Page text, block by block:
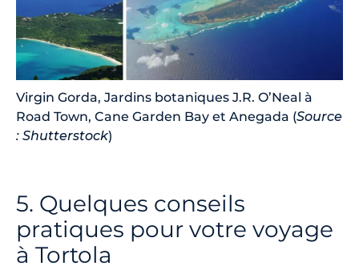
Virgin Gorda, Jardins botaniques J.R. O’Neal à
Road Town, Cane Garden Bay et Anegada (Source
: Shutterstock)
5. Quelques conseils
pratiques pour votre voyage
à Tortola